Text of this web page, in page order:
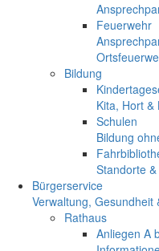
Feuerwehr
Bildung
Kita, Hort &
Schulen
Bildung
Standorte
Bürgerservice
Verwaltung, Gesundheit
Rathaus
Anliegen A